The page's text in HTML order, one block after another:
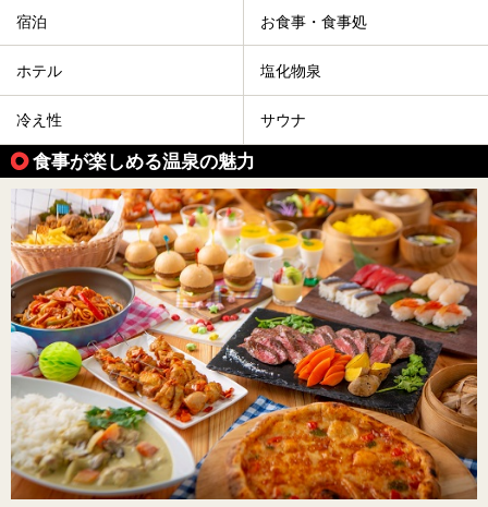
宿泊 お食事・食事処
ホテル 塩化物泉
冷え性 サウナ
食事が楽しめる温泉の魅力